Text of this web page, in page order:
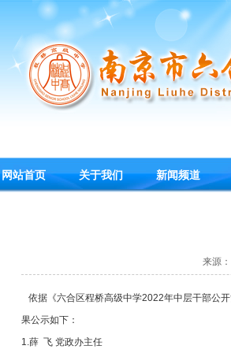
网站首页 关于我们 新闻频道
来源
依据《六合区程桥高级中学2022年中层干部公
果公示如下：
1.薛 飞 党政办主任